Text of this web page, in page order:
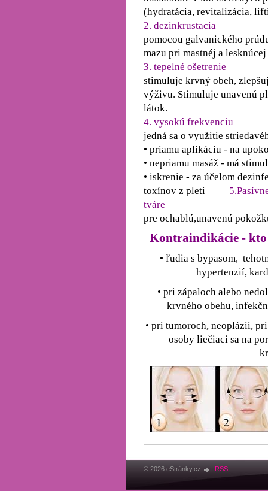
(hydratácia, revitalizácia,
2. dezinkrustacia
pomocou galvanického
mazu pri mastnéj a
3. tepelné ošetrenie
stimuluje krvný obeh,
výživu. Stimuluje unavenú
látok.
4. vysokú frekvenciu
jedná sa o využitie
• priamu aplikáciu - na
• nepriamu masáž - má
• iskrenie - za účelom
toxínov z pleti
tváre
pre ochablú,unavenú
Kontraindikácie -
• ľudia s bypasom,
hypertenzií,
• pri zápaloch alebo
krvného obehu,
• pri tumoroch, neoplázii,
osoby liečiaci sa na
© 2026 eStránky.cz RSS